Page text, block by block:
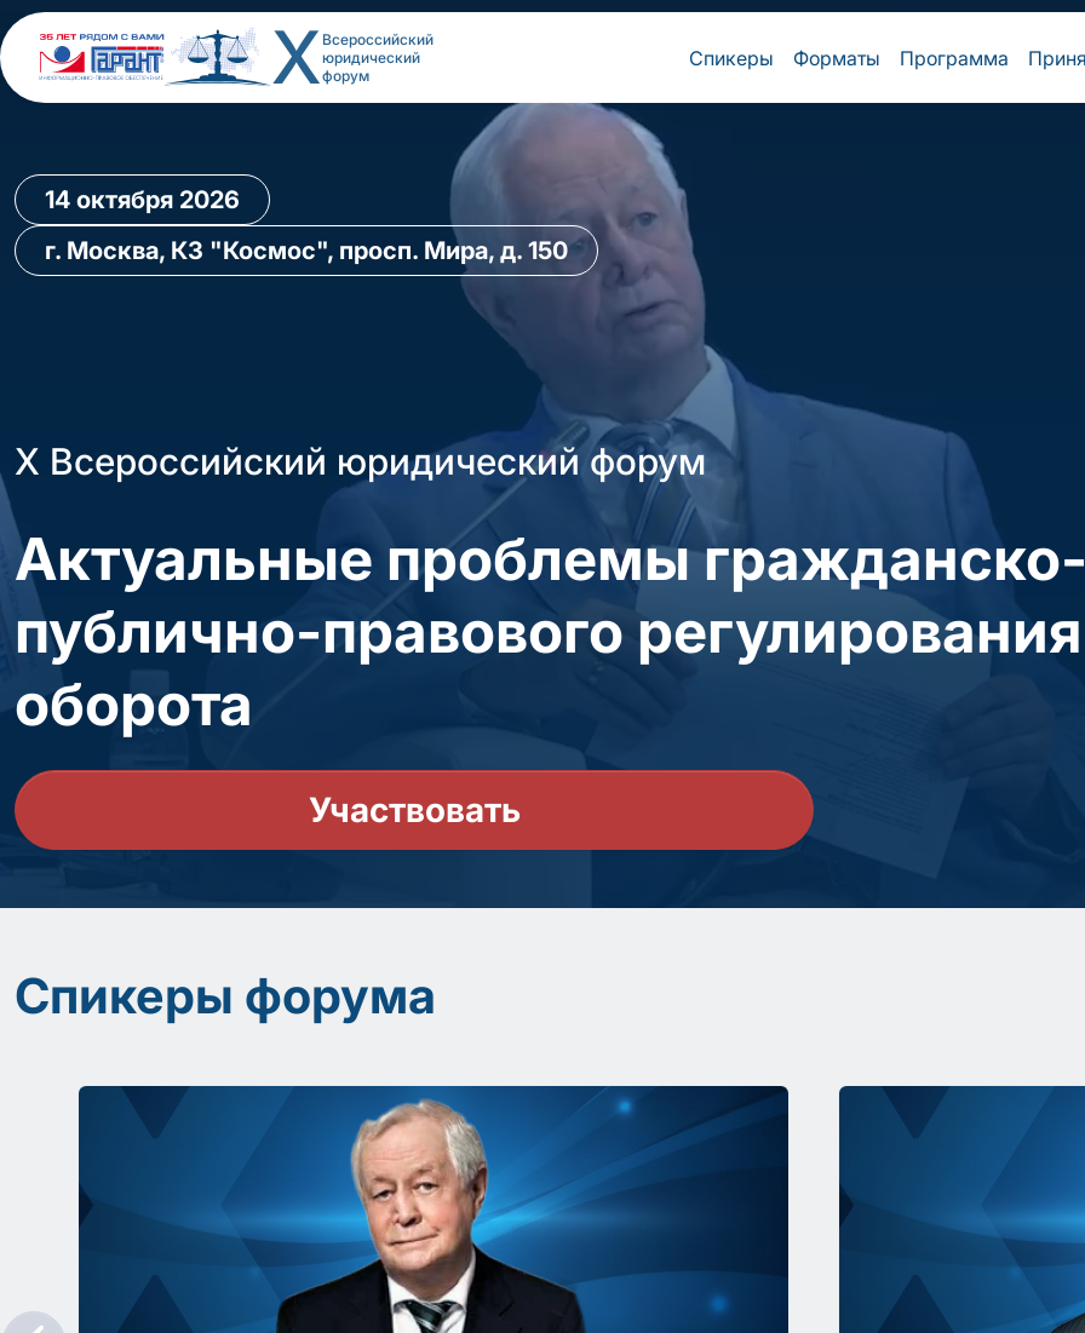
X Всероссийский
юридический
форум
Спикеры Форматы Программа
14 октября 2026
г. Москва, КЗ "Космос", просп. Мира, д. 150
X Всероссийский юридический форум
Актуальные проблемы
публично-правового
оборота
Участвовать
Спикеры форума